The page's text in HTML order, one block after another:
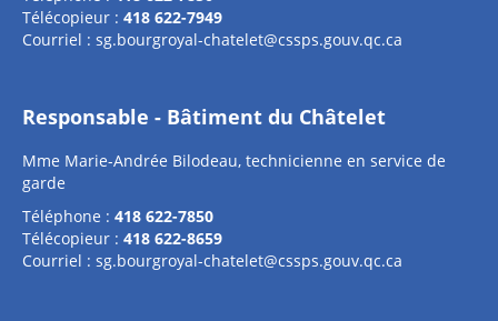
Télécopieur : 418 622-7949
Courriel : sg.bourgroyal-chatelet@cssps.gouv.qc.ca
Responsable - Bâtiment du Châtelet
Mme Marie-Andrée Bilodeau, technicienne en service de
garde
Téléphone : 418 622-7850
Télécopieur : 418 622-8659
Courriel : sg.bourgroyal-chatelet@cssps.gouv.qc.ca